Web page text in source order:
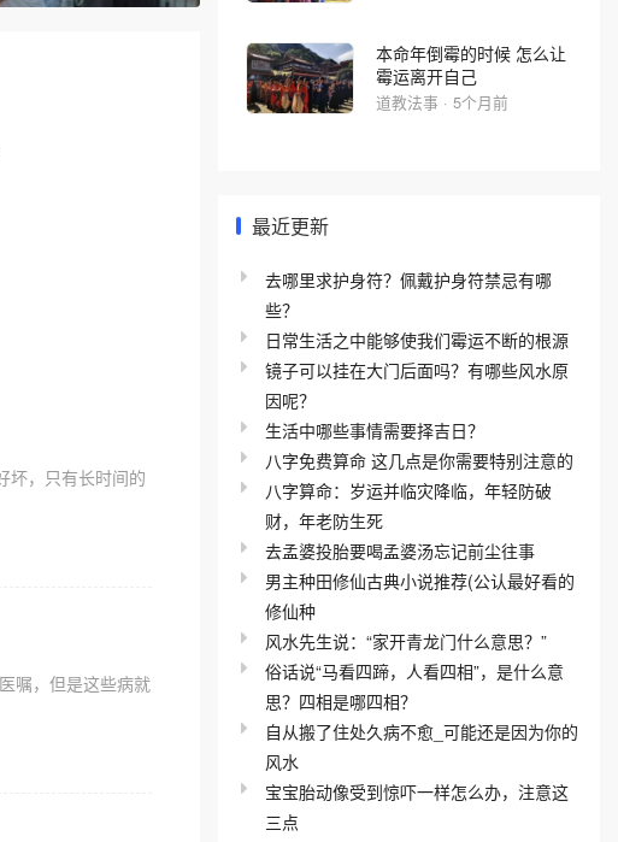
坏，只有长时间的
嘱，但是这些病就
本命年倒霉的时候 怎么让
霉运离开自己
道教法事 · 5个月前
最近更新
去哪里求护身符？佩戴护身符禁忌有哪
些？
日常生活之中能够使我们霉运不断的根源
镜子可以挂在大门后面吗？有哪些风水原
因呢？
生活中哪些事情需要择吉日？
八字免费算命 这几点是你需要特别注意的
八字算命：岁运并临灾降临，年轻防破
财，年老防生死
去孟婆投胎要喝孟婆汤忘记前尘往事
男主种田修仙古典小说推荐(公认最好看的
修仙种
风水先生说：“家开青龙门什么意思？”
俗话说“马看四蹄，人看四相”，是什么意
思？四相是哪四相？
自从搬了住处久病不愈_可能还是因为你的
风水
宝宝胎动像受到惊吓一样怎么办，注意这
三点